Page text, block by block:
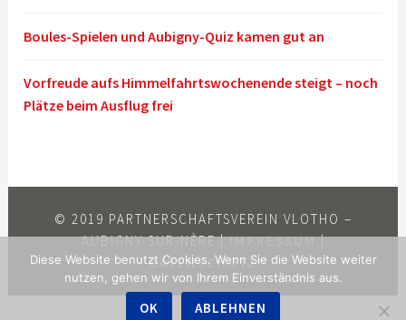
Boules-Spielen und Aubigny-Quiz kamen gut an
Vorfreude aufs Himmelfahrtswochenende steigt – noch
Plätze beim Ausflug frei
© 2019 PARTNERSCHAFTSVEREIN VLOTHO –
AUBIGNY-SUR-NÈRE |IMPRESSUM|
DATENSCHUTZ
Diese Website benutzt Cookies. Wenn Sie die Website weiter
nutzen, gehen wir von Ihrem Einverständnis aus.
OK ABLEHNEN